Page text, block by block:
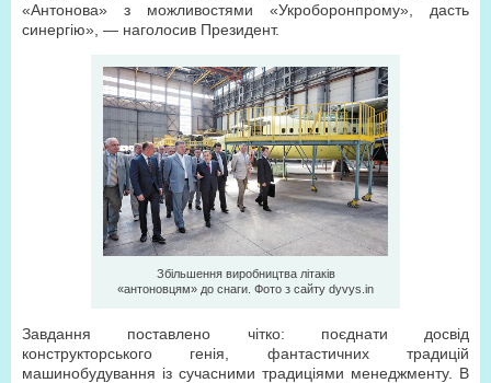
«Антонова» з можливостями «Укроборонпрому», дасть
синергію», — наголосив Президент.
Збільшення виробництва літаків
«антоновцям» до снаги. Фото з сайту dyvys.in
Завдання поставлено чітко: поєднати досвід
конструкторського генія, фантастичних традицій
машинобудування із сучасними традиціями менеджменту. В